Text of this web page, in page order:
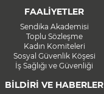
FAALİYETLER
Sendika Akademisi
Toplu Sözleşme
Kadın Komiteleri
Sosyal Güvenlik Köşesi
İş Sağlığı ve Güvenliği
BİLDİRİ VE HABERLER